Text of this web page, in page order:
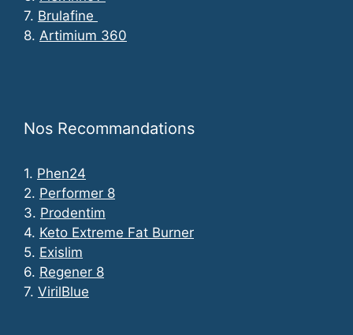
7. Brulafine
8. Artimium 360
Nos Recommandations
1. Phen24
2. Performer 8
3. Prodentim
4. Keto Extreme Fat Burner
5. Exislim
6. Regener 8
7. VirilBlue